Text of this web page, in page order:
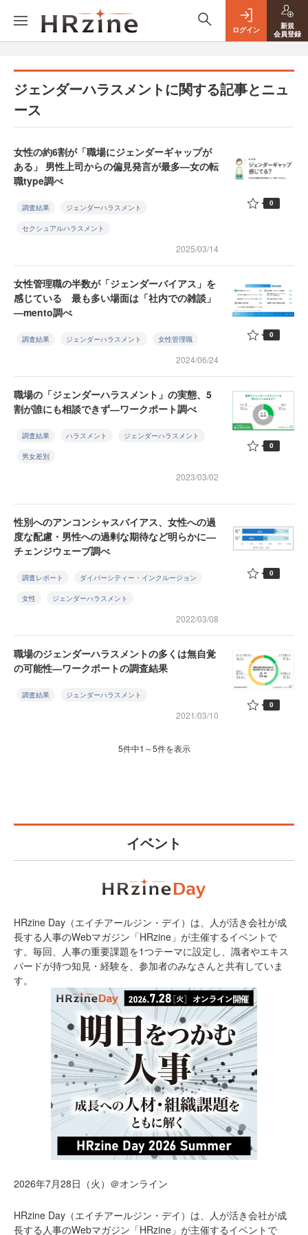
ログイン
新規
会員登録
ジェンダーハラスメントに関する記事とニュ
ース
女性の約6割が「職場にジェンダーギャップが
ある」 男性上司からの偏見発言が最多—女の転
職type調べ
調査結果 ジェンダーハラスメント
セクシュアルハラスメント
2025/03/14
0
女性管理職の半数が「ジェンダーバイアス」を
感じている 最も多い場面は「社内での雑談」
—mento調べ
調査結果 ジェンダーハラスメント 女性管理職
2024/06/24
0
職場の「ジェンダーハラスメント」の実態、5
割が誰にも相談できず―ワークポート調べ
調査結果 ハラスメント ジェンダーハラスメント
男女差別
2023/03/02
0
性別へのアンコンシャスバイアス、女性への過
度な配慮・男性への過剰な期待など明らかに―
チェンジウェーブ調べ
調査レポート ダイバーシティー・インクルージョン
女性 ジェンダーハラスメント
2022/03/08
0
職場のジェンダーハラスメントの多くは無自覚
の可能性―ワークポートの調査結果
調査結果 ジェンダーハラスメント
2021/03/10
0
5件中1～5件を表示
イベント
HRzine Day（エイチアールジン・デイ）は、人が活き会社が成
長する人事のWebマガジン「HRzine」が主催するイベントで
す。毎回、人事の重要課題を1つテーマに設定し、識者やエキス
パードが持つ知見・経験を、参加者のみなさんと共有していま
す。
2026年7月28日（火）＠オンライン
HRzine Day（エイチアールジン・デイ）は、人が活き会社が成
長する人事のWebマガジン「HRzine」が主催するイベントで